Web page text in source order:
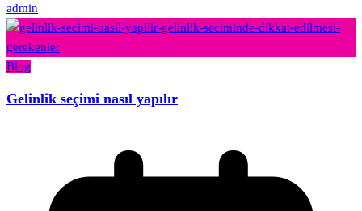
admin
Blog
Gelinlik seçimi nasıl yapılır